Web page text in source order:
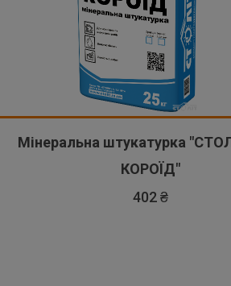
Мінеральна штукатурка
КОРОЇД"
402 ₴